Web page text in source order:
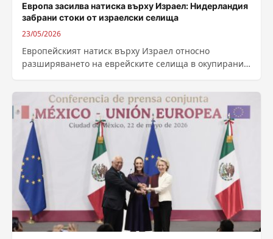
Европа засилва натиска върху Израел: Нидерландия
забрани стоки от израелски селища
23/05/2026
Европейският натиск върху Израел относно
разширяването на еврейските селища в окупирания
като...